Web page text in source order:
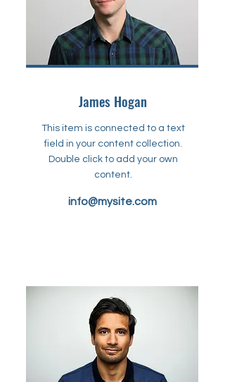
James Hogan
This item is connected to a text
field in your content collection.
Double click to add your own
content.
info@mysite.com